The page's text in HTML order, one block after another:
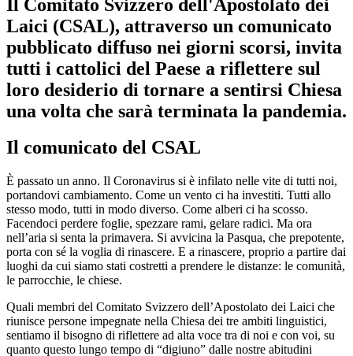
Il Comitato Svizzero dell'Apostolato dei
Laici (CSAL), attraverso un comunicato
pubblicato diffuso nei giorni scorsi, invita
tutti i cattolici del Paese a riflettere sul
loro desiderio di tornare a sentirsi Chiesa
una volta che sarà terminata la pandemia.
Il comunicato del CSAL
È passato un anno. Il Coronavirus si è infilato nelle vite di tutti noi,
portandovi cambiamento. Come un vento ci ha investiti. Tutti allo
stesso modo, tutti in modo diverso. Come alberi ci ha scosso.
Facendoci perdere foglie, spezzare rami, gelare radici. Ma ora
nell’aria si senta la primavera. Si avvicina la Pasqua, che prepotente,
porta con sé la voglia di rinascere. E a rinascere, proprio a partire dai
luoghi da cui siamo stati costretti a prendere le distanze: le comunità,
le parrocchie, le chiese.
Quali membri del Comitato Svizzero dell’Apostolato dei Laici che
riunisce persone impegnate nella Chiesa dei tre ambiti linguistici,
sentiamo il bisogno di riflettere ad alta voce tra di noi e con voi, su
quanto questo lungo tempo di “digiuno” dalle nostre abitudini